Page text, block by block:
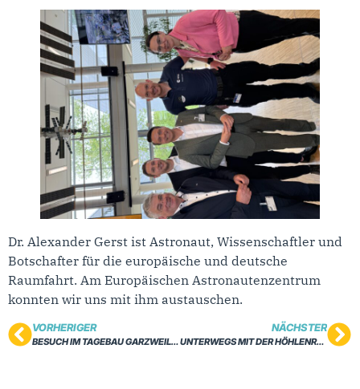
Dr. Alexander Gerst ist Astronaut, Wissenschaftler und
Botschafter für die europäische und deutsche
Raumfahrt. Am Europäischen Astronautenzentrum
konnten wir uns mit ihm austauschen.
VORHERIGER
BESUCH IM TAGEBAU GARZWEILER
NÄCHSTER
UNTERWEGS MIT DER HÖHLENRETTUNG BADEN-WÜRTTEMBERG